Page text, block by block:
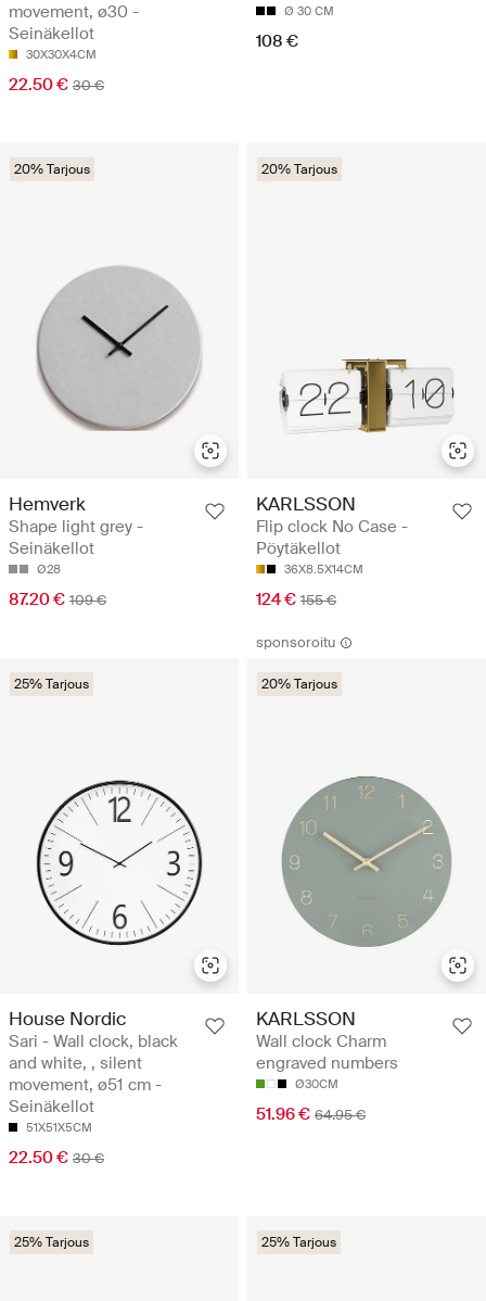
movement, ø30 -
Seinäkellot
30X30X4CM
22.50 € 30 €
Ø 30 CM
108 €
20% Tarjous
Hemverk
Shape light grey -
Seinäkellot
Ø28
87.20 € 109 €
20% Tarjous
KARLSSON
Flip clock No Case -
Pöytäkellot
36X8.5X14CM
124 € 155 €
25% Tarjous
House Nordic
Sari - Wall clock, black
and white, , silent
movement, ø51 cm -
Seinäkellot
51X51X5CM
22.50 € 30 €
sponsoroitu
20% Tarjous
KARLSSON
Wall clock Charm
engraved numbers
Ø30CM
51.96 € 64.95 €
25% Tarjous 25% Tarjous